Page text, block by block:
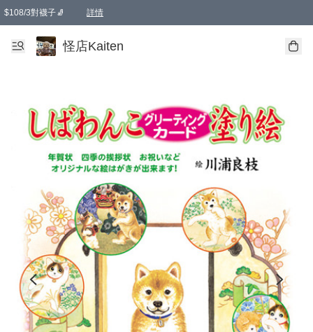
$108/3對襪子🧦 詳情
卡通傘☂️2把8折
購物滿 HKD 650.00即享免運費優惠！（適用於 本地送貨、本地取貨 )
怪店Kaiten